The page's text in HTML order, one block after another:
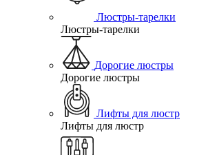
Люстры-тарелки
Люстры-тарелки
Дорогие люстры
Дорогие люстры
Лифты для люстр
Лифты для люстр